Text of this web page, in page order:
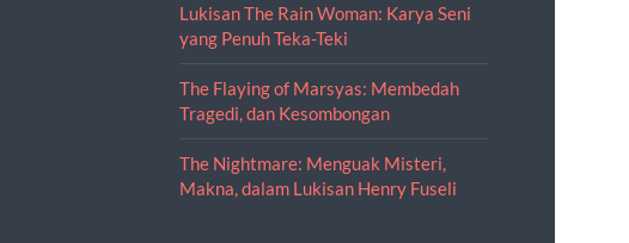
Lukisan The Rain Woman: Karya Seni
yang Penuh Teka-Teki
The Flaying of Marsyas: Membedah
Tragedi, dan Kesombongan
The Nightmare: Menguak Misteri,
Makna, dalam Lukisan Henry Fuseli